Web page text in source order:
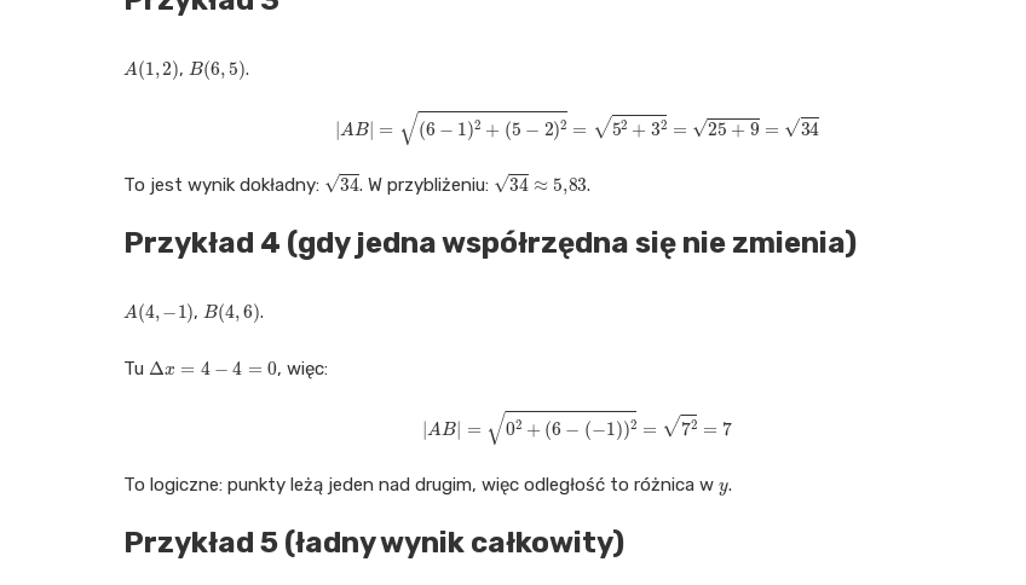
A 1, ) ,B(6 5) .
|AB|=(6−1)2+(5−2) 2+32=25
To jest wynik dokładny: 34 . W przybliżeniu: 34≈5 83 .
Przykład 4 (gdy jedna współrzędna się nie zmienia)
A 4 ) ,B(4 6) .
Tu Δ 4 0 , więc:
|=02+(6−(−1))2= 7
To logiczne: punkty leżą jeden nad drugim, więc odległość to różnica w .
Przykład 5 (ładny wynik całkowity)